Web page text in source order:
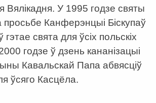
Вялікадня. У 1995 годзе святы
просьбе Канферэнцыі Біскупаў
свята для ўсіх польскіх
годзе ў дзень кананізацыі
Кавальскай Папа абвясціў
ўсяго Касцёла.